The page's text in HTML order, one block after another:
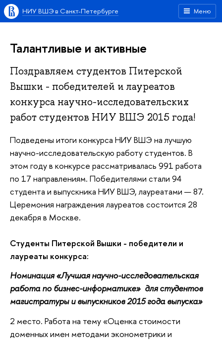
Меню
НИУ ВШЭ в Санкт-Петербурге
Талантливые и активные
Поздравляем студентов Питерской
Вышки - победителей и лауреатов
конкурса научно-исследовательских
работ студентов НИУ ВШЭ 2015 года!
Подведены итоги конкурса НИУ ВШЭ на лучшую
научно-исследовательскую работу студентов. В
этом году в конкурсе рассматривалась 991 работа
по 17 направлениям. Победителями стали 94
студента и выпускника НИУ ВШЭ, лауреатами — 87.
Церемония награждения лауреатов состоится 28
декабря в Москве.
Студенты Питерской Вышки - победители и
лауреаты конкурса:
Номинация «Лучшая научно-исследовательская
работа по бизнес-информатике» для студентов
магистратуры и выпускников 2015 года выпуска»
2 место. Работа на тему «Оценка стоимости
доменных имен методами эконометрики и